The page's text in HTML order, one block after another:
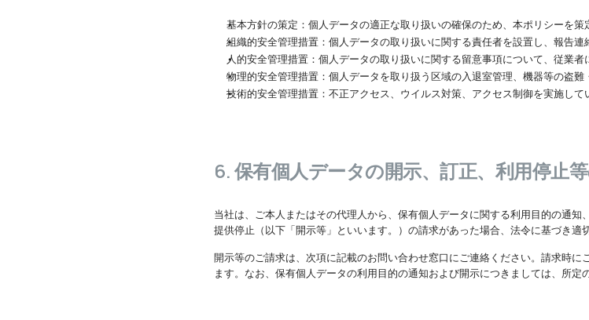
基本方針の策定：個人データの適正な取り扱いの確保のため、本ポリシーを策
組織的安全管理措置：個人データの取り扱いに関する責任者を設置し、報告連
人的安全管理措置：個人データの取り扱いに関する留意事項について、従業者
物理的安全管理措置：個人データを取り扱う区域の入退室管理、機器等の盗難
技術的安全管理措置：不正アクセス、ウイルス対策、アクセス制御を実施して
6. 保有個人データの開示、訂正、利用停止
当社は、ご本人またはその代理人から、保有個人データに関する利用目的の通
提供停止（以下「開示等」といいます。）の請求があった場合、法令に基づき適
開示等のご請求は、次項に記載のお問い合わせ窓口にご連絡ください。請求時に
ます。なお、保有個人データの利用目的の通知および開示につきましては、所定